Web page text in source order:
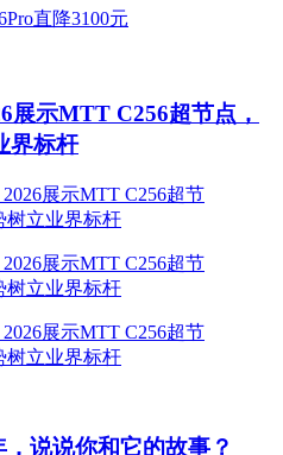
展示MTT C256超节点，
界标杆
说说你和它的故事？